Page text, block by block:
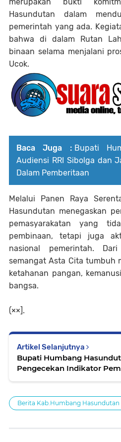
merupakan bukti
Hasundutan dalam
pemerintah yang ada.
bahwa di dalam Rutan
binaan selama menjalani
Ucok.
Baca Juga : Bupati
Audiensi RRI Sibolga dan
Dalam Pemberitaan
Melalui Panen Raya
Hasundutan menegaskan
pemasyarakatan yang
pembinaan, tetapi juga
nasional pemerintah.
semangat Asta Cita tumbuh
ketahanan pangan,
bangsa.
(××].
Artikel Selanjutnya
Bupati Humbang
Pengecekan Indikator
Berita Kab.Humbang Hasundutan